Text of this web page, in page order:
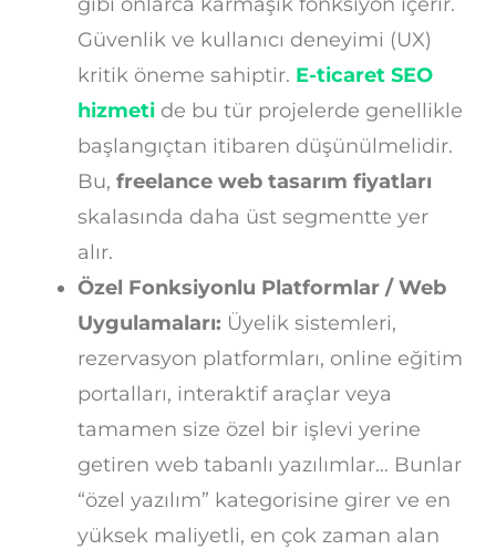
Güvenlik ve kullanıcı deneyimi (UX)
kritik öneme sahiptir. E-ticaret SEO
hizmeti de bu tür projelerde genellikle
başlangıçtan itibaren düşünülmelidir.
Bu, freelance web tasarım fiyatları
skalasında daha üst segmentte yer
alır.
Özel Fonksiyonlu Platformlar / Web
Uygulamaları: Üyelik sistemleri,
rezervasyon platformları, online eğitim
portalları, interaktif araçlar veya
tamamen size özel bir işlevi yerine
getiren web tabanlı yazılımlar… Bunlar
“özel yazılım” kategorisine girer ve en
yüksek maliyetli, en çok zaman alan